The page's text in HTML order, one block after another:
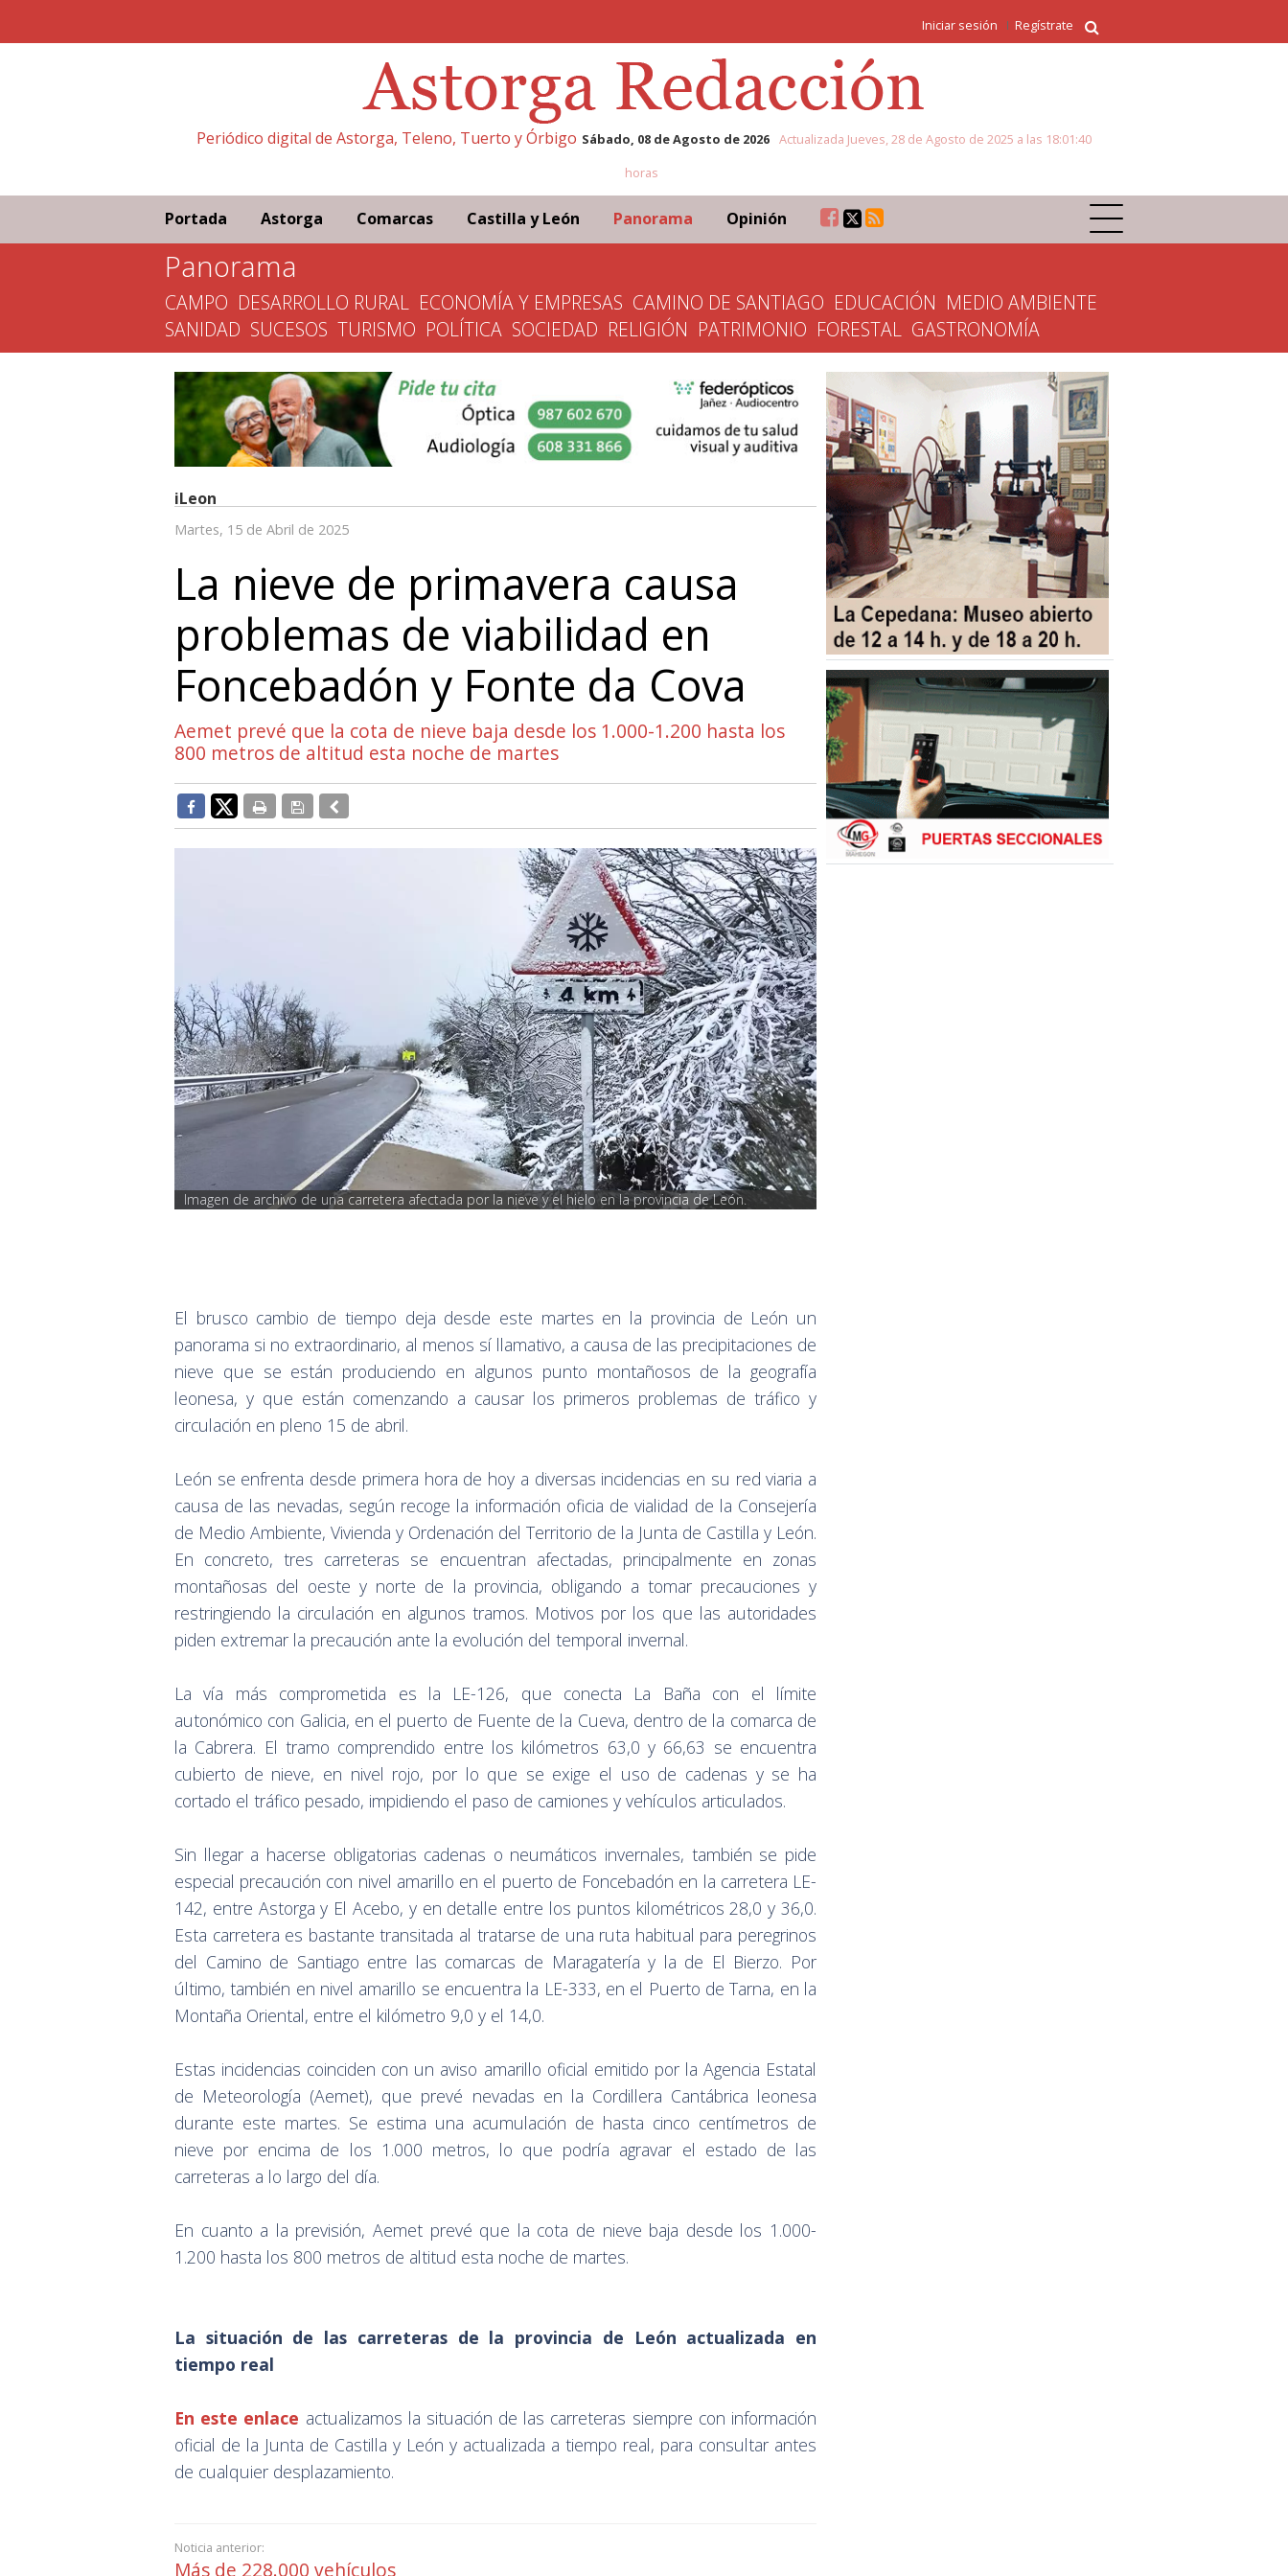
Iniciar sesión Regístrate
Periódico digital de Astorga, Teleno, Tuerto y Órbigo Sábado, 08 de Agosto de 2026 Actualizada Jueves, 28 de Agosto de 2025 a las 18:01:40
horas
Portada Astorga Comarcas Castilla y León Panorama Opinión
Panorama
CAMPO DESARROLLO RURAL ECONOMÍA Y EMPRESAS CAMINO DE SANTIAGO EDUCACIÓN MEDIO AMBIENTE
SANIDAD SUCESOS TURISMO POLÍTICA SOCIEDAD RELIGIÓN PATRIMONIO FORESTAL GASTRONOMÍA
iLeon
Martes, 15 de Abril de 2025
La nieve de primavera causa
problemas de viabilidad en
Foncebadón y Fonte da Cova
Aemet prevé que la cota de nieve baja desde los 1.000-1.200 hasta los
800 metros de altitud esta noche de martes
Imagen de archivo de una carretera afectada por la nieve y el hielo en la provincia de León.
El brusco cambio de tiempo deja desde este martes en la provincia de León un
panorama si no extraordinario, al menos sí llamativo, a causa de las precipitaciones de
nieve que se están produciendo en algunos punto montañosos de la geografía
leonesa, y que están comenzando a causar los primeros problemas de tráfico y
circulación en pleno 15 de abril.
León se enfrenta desde primera hora de hoy a diversas incidencias en su red viaria a
causa de las nevadas, según recoge la información oficia de vialidad de la Consejería
de Medio Ambiente, Vivienda y Ordenación del Territorio de la Junta de Castilla y León.
En concreto, tres carreteras se encuentran afectadas, principalmente en zonas
montañosas del oeste y norte de la provincia, obligando a tomar precauciones y
restringiendo la circulación en algunos tramos. Motivos por los que las autoridades
piden extremar la precaución ante la evolución del temporal invernal.
La vía más comprometida es la LE-126, que conecta La Baña con el límite
autonómico con Galicia, en el puerto de Fuente de la Cueva, dentro de la comarca de
la Cabrera. El tramo comprendido entre los kilómetros 63,0 y 66,63 se encuentra
cubierto de nieve, en nivel rojo, por lo que se exige el uso de cadenas y se ha
cortado el tráfico pesado, impidiendo el paso de camiones y vehículos articulados.
Sin llegar a hacerse obligatorias cadenas o neumáticos invernales, también se pide
especial precaución con nivel amarillo en el puerto de Foncebadón en la carretera LE-
142, entre Astorga y El Acebo, y en detalle entre los puntos kilométricos 28,0 y 36,0.
Esta carretera es bastante transitada al tratarse de una ruta habitual para peregrinos
del Camino de Santiago entre las comarcas de Maragatería y la de El Bierzo. Por
último, también en nivel amarillo se encuentra la LE-333, en el Puerto de Tarna, en la
Montaña Oriental, entre el kilómetro 9,0 y el 14,0.
Estas incidencias coinciden con un aviso amarillo oficial emitido por la Agencia Estatal
de Meteorología (Aemet), que prevé nevadas en la Cordillera Cantábrica leonesa
durante este martes. Se estima una acumulación de hasta cinco centímetros de
nieve por encima de los 1.000 metros, lo que podría agravar el estado de las
carreteras a lo largo del día.
En cuanto a la previsión, Aemet prevé que la cota de nieve baja desde los 1.000-
1.200 hasta los 800 metros de altitud esta noche de martes.
La situación de las carreteras de la provincia de León actualizada en
tiempo real
En este enlace actualizamos la situación de las carreteras siempre con información
oficial de la Junta de Castilla y León y actualizada a tiempo real, para consultar antes
de cualquier desplazamiento.
Noticia anterior:
Más de 228.000 vehículos